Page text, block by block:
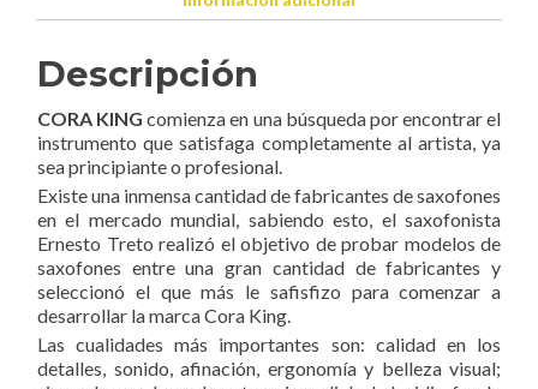
Descripción
CORA KING comienza en una búsqueda por encontrar el
instrumento que satisfaga completamente al artista, ya
sea principiante o profesional.
Existe una inmensa cantidad de fabricantes de saxofones
en el mercado mundial, sabiendo esto, el saxofonista
Ernesto Treto realizó el objetivo de probar modelos de
saxofones entre una gran cantidad de fabricantes y
seleccionó el que más le safisfizo para comenzar a
desarrollar la marca Cora King.
Las cualidades más importantes son: calidad en los
detalles, sonido, afinación, ergonomía y belleza visual;